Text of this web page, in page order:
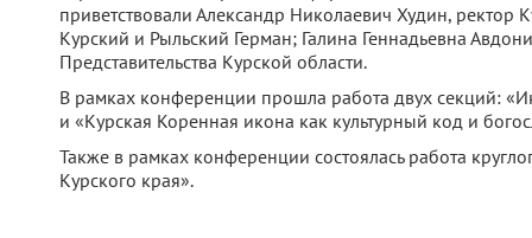
приветствовали Александр Николаевич Худин, ректор
Курский и Рыльский Герман; Галина Геннадьевна
Представительства Курской области.
В рамках конференции прошла работа двух секций:
и «Курская Коренная икона как культурный код и
Также в рамках конференции состоялась работа
Курского края».